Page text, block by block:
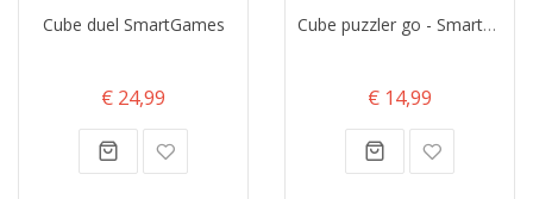
Cube duel SmartGames
€ 24,99
Cube puzzler go - SmartGames
€ 14,99